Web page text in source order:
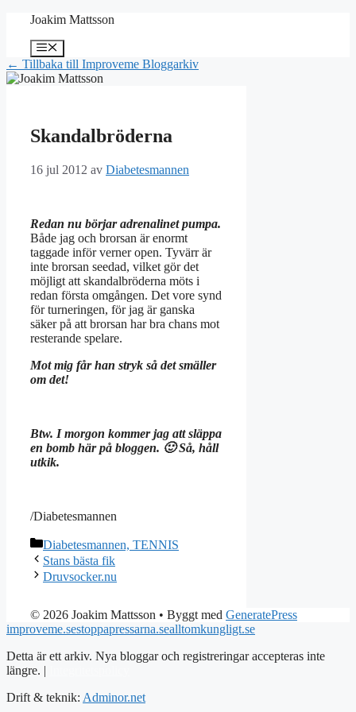
Hoppa
innehåll
Joakim Mattsson
Meny
← Tillbaka till Improveme Bloggarkiv
Skandalbröderna
16 jul 2012 av Diabetesmannen
Redan nu börjar adrenalinet pumpa.
Både jag och brorsan är enormt
taggade inför verner open. Tyvärr är
inte brorsan seedad, vilket gör det
möjligt att skandalbröderna möts i
redan första omgången. Det vore synd
för turneringen, för jag är ganska
säker på att brorsan har bra chans mot
resterande spelare.
Mot mig får han stryk så det smäller
om det!
Btw. I morgon kommer jag att släppa
en bomb här på bloggen. 🙂 Så, håll
utkik.
/Diabetesmannen
Kategorier
Diabetesmannen, TENNIS
Stans bästa fik
Druvsocker.nu
© 2026 Joakim Mattsson • Byggt med GeneratePress
improveme.sestoppapressarna.sealltomkungligt.se
Detta är ett arkiv. Nya bloggar och registreringar accepteras inte
längre. |
Drift & teknik: Adminor.net